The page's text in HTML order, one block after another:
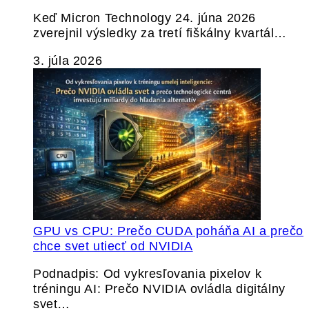
Keď Micron Technology 24. júna 2026
zverejnil výsledky za tretí fiškálny kvartál…
3. júla 2026
GPU vs CPU: Prečo CUDA poháňa AI a prečo
chce svet utiecť od NVIDIA
Podnadpis: Od vykresľovania pixelov k
tréningu AI: Prečo NVIDIA ovládla digitálny
svet…